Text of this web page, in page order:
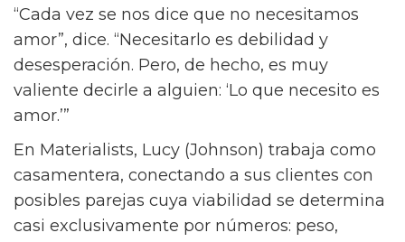
epidemia de soledad es bastante sencilla. “La
soledad siempre ha existido, y una solución a
eso siempre ha sido el amor”, dice Song, cuyo
película de 2023, Past Lives, fue nominada a
dos Premios de la Academia. “Pero entonces
me pregunto, ¿hay algún intento que
estamos haciendo para que sea posible que
amemos?”
Su nueva película, Materialists, protagonizada